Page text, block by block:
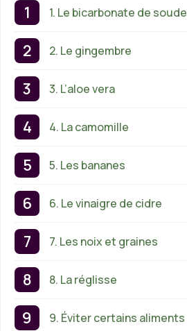
1. Le bicarbonate de soude
2. Le gingembre
3. L’aloe vera
4. La camomille
5. Les bananes
6. Le vinaigre de cidre
7. Les noix et graines
8. La réglisse
9. Éviter certains aliments